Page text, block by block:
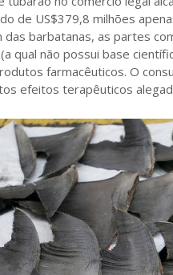
de US$379,8 milhões
das barbatanas, as partes
(a qual não possui base
farmacêuticos. O
efeitos terapêuticos